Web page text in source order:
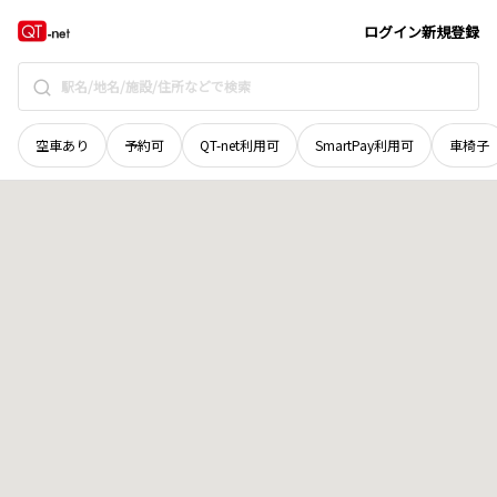
ログイン新規登録
空車あり 予約可 QT-net利用可 SmartPay利用可 車椅子
香川県